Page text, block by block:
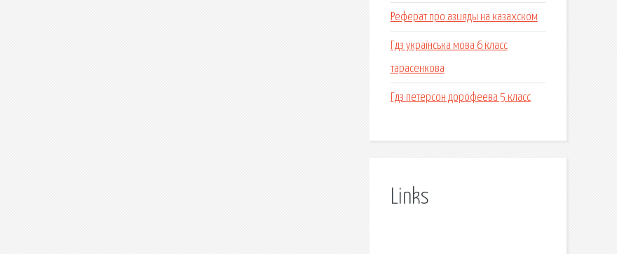
Реферат про азияды на казахском
Гдз українська мова 6 класс
тарасенкова
Гдз петерсон дорофеева 5 класс
Links